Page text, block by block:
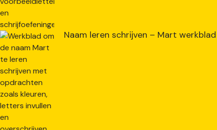
Naam leren schrijven – Mart werkblad